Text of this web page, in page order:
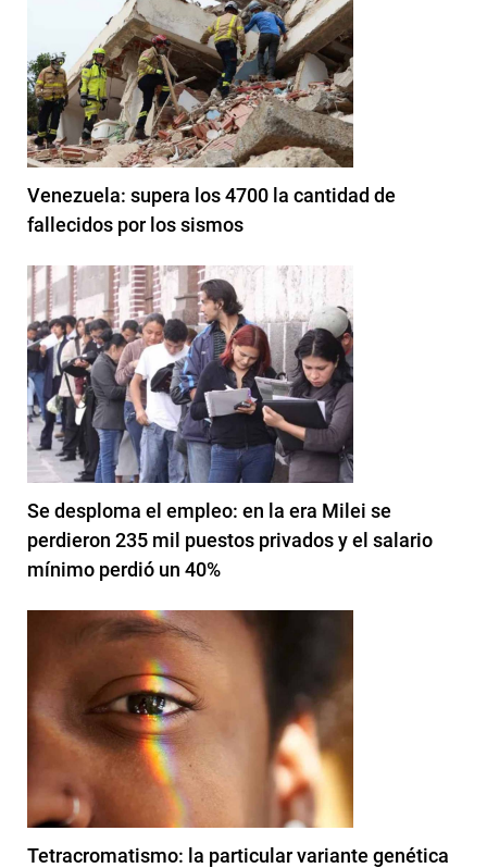
Venezuela: supera los 4700 la cantidad de
fallecidos por los sismos
Se desploma el empleo: en la era Milei se
perdieron 235 mil puestos privados y el salario
mínimo perdió un 40%
Tetracromatismo: la particular variante genética